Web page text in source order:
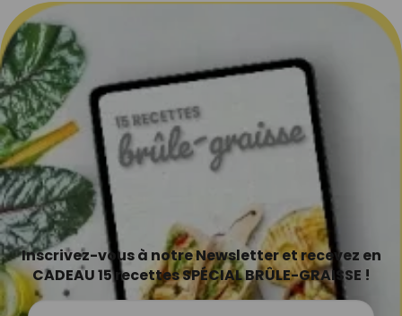
Inscrivez-vous à notre Newsletter et recevez en
CADEAU 15 recettes SPÉCIAL BRÛLE-GRAISSE !